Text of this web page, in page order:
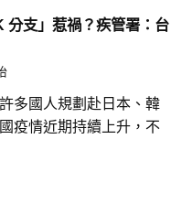
分支」惹禍？疾管署：台
多國人規劃赴日本、韓
疫情近期持續上升，不